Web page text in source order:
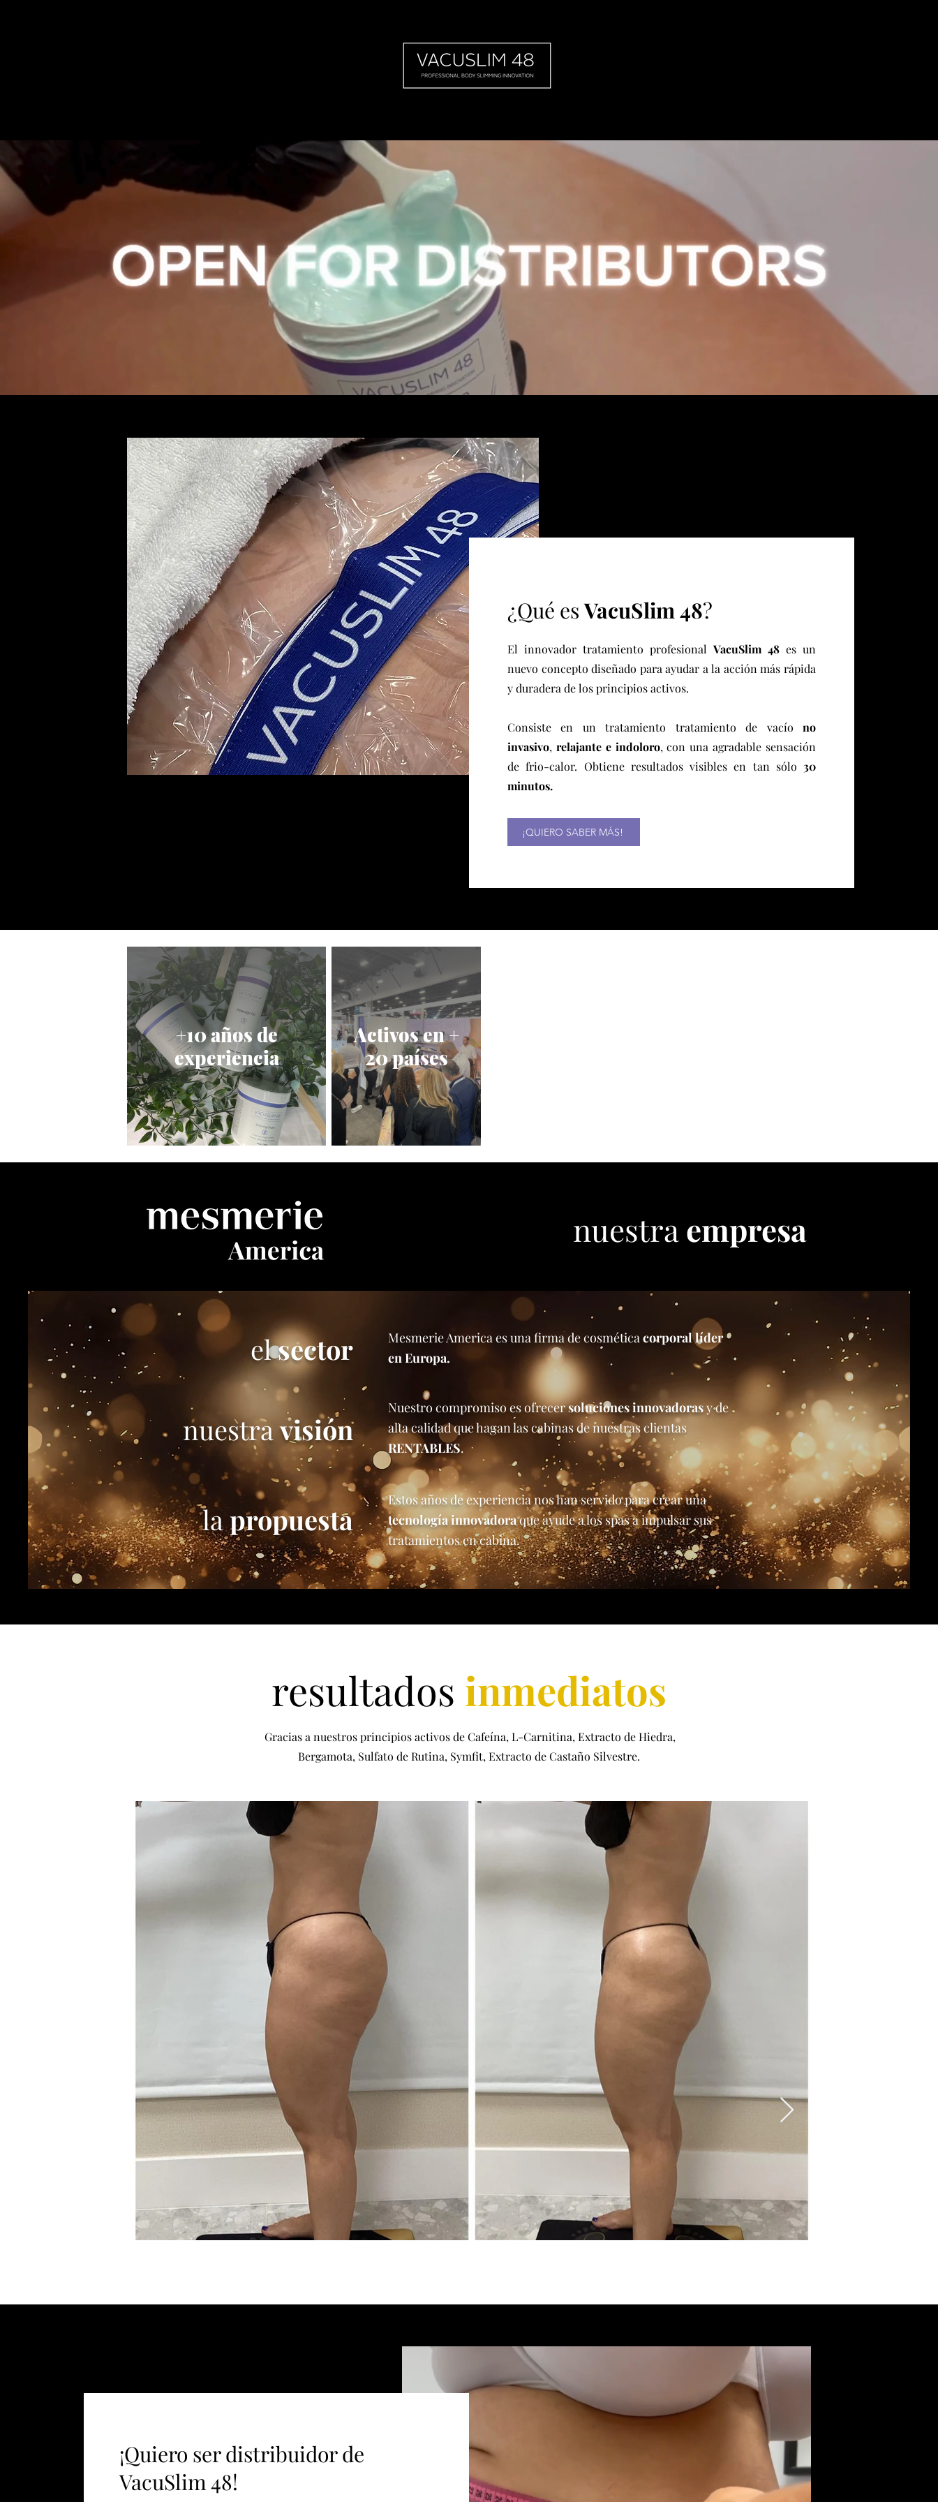
¿Qué esVacuSlim48?
El innovador tratamiento profesional VacuSlim 48 es un
nuevo concepto diseñado para ayudar a la acción más rápida
y duradera de los principios activos.
Consiste en un tratamiento tratamiento de vacío no
invasivo, relajante e indoloro, con una agradable sensación
de frio-calor. Obtiene resultados visibles en tan sólo 30
minutos.
¡QUIERO SABER MÁS!
+10 años de
experiencia
Activos en +
20 países
nuestraempresa
elsector Mesmerie America es una firma de cosméticacorporal líder
en Europa.
nuestravisión
Nuestro compromiso es ofrecersoluciones innovadorasy de
alta calidad que hagan las cabinas de nuestras clientas
RENTABLES.
lapropuesta
Estos años de experiencia nos han servido para crear una
tecnologíainnovadoraque ayude a los spas a impulsar sus
tratamientos en cabina.
resultados inmediatos
Gracias a nuestros principios activos de Cafeína, L-Carnitina, Extracto de Hiedra,
Bergamota, Sulfato de Rutina, Symfit, Extracto de Castaño Silvestre.
¡Quiero ser distribuidor de
VacuSlim 48!